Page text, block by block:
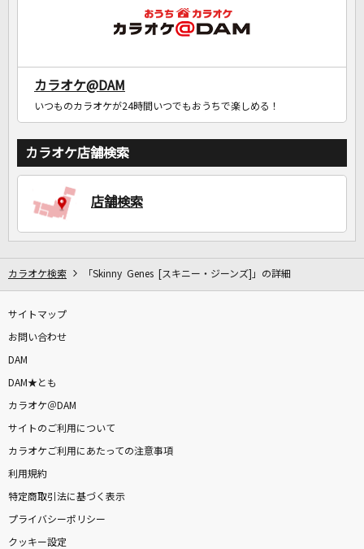
カラオケ@DAM
いつものカラオケが24時間いつでもおうちで楽しめる！
カラオケ店舗検索
店舗検索
カラオケ検索 「Skinny Genes [スキニー・ジーンズ]」の詳細
サイトマップ
お問い合わせ
DAM
DAM★とも
カラオケ＠DAM
サイトのご利用について
カラオケご利用にあたっての注意事項
利用規約
特定商取引法に基づく表示
プライバシーポリシー
クッキー設定